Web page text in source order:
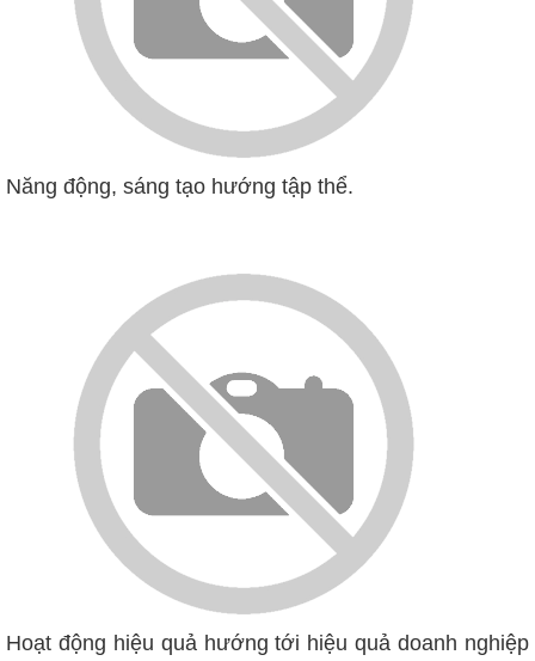
Năng động, sáng tạo hướng tập thể.
Hoạt động hiệu quả hướng tới hiệu quả doanh nghiệp